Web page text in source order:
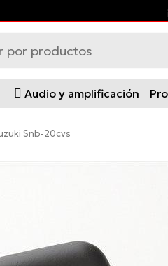
Audio y amplificación
Snb-20cvs